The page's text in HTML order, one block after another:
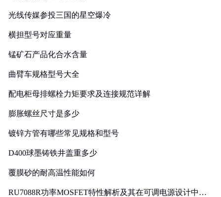
光线传媒参投三国的星空爆冷
横担型号对应重量
锰矿石产品化合水含量
曲臂车规格型号大全
配电柜母排螺栓力矩要求及连接规范详解
膨胀螺丝尺寸是多少
镀锌方管有哪些常见规格和型号
D400球墨铸铁井盖重多少
覆膜砂的耐高温性能如何
RU7088R功率MOSFET特性解析及其在可调电源设计中的